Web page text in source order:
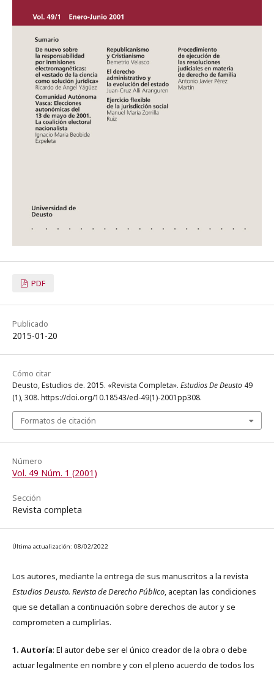
PDF
Publicado
2015-01-20
Cómo citar
Deusto, Estudios de. 2015. «Revista Completa». Estudios De Deusto 49
(1), 308. https://doi.org/10.18543/ed-49(1)-2001pp308.
Formatos de citación
Número
Vol. 49 Núm. 1 (2001)
Sección
Revista completa
Última actualización: 08/02/2022
Los autores, mediante la entrega de sus manuscritos a la revista
Estudios Deusto. Revista de Derecho Público, aceptan las condiciones
que se detallan a continuación sobre derechos de autor y se
comprometen a cumplirlas.
1. Autoría: El autor debe ser el único creador de la obra o debe
actuar legalmente en nombre y con el pleno acuerdo de todos los